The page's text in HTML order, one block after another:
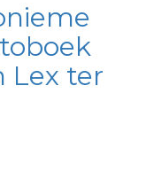
Lex ter